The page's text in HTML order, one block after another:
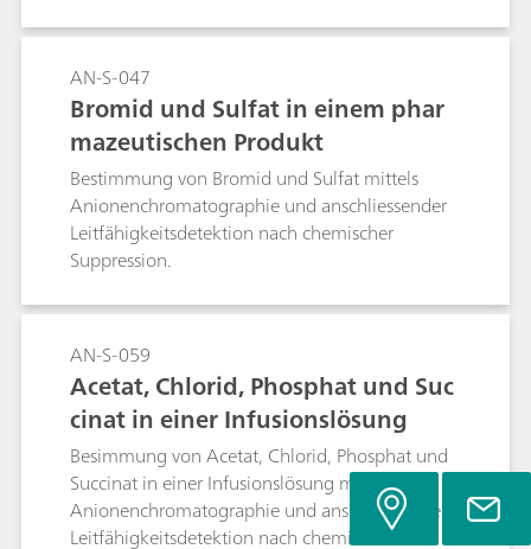
AN-S-047
Bromid und Sulfat in einem phar
mazeutischen Produkt
Bestimmung von Bromid und Sulfat mittels
Anionenchromatographie und anschliessender
Leitfähigkeitsdetektion nach chemischer
Suppression.
AN-S-059
Acetat, Chlorid, Phosphat und Suc
cinat in einer Infusionslösung
Besimmung von Acetat, Chlorid, Phosphat und
Succinat in einer Infusionslösung mittels
Anionenchromatographie und anschliessender
Leitfähigkeitsdetektion nach chemischer